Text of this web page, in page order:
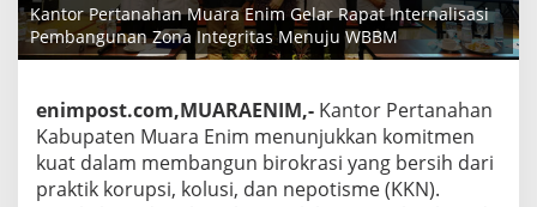
Kantor Pertanahan Muara Enim Gelar Rapat Internalisasi
Pembangunan Zona Integritas Menuju WBBM
enimpost.com,MUARAENIM,- Kantor Pertanahan
Kabupaten Muara Enim menunjukkan komitmen
kuat dalam membangun birokrasi yang bersih dari
praktik korupsi, kolusi, dan nepotisme (KKN).